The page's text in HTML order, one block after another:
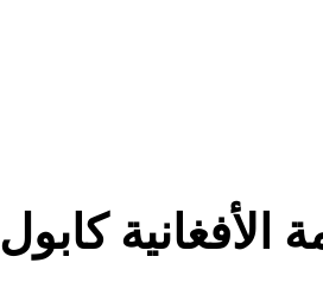
كابول